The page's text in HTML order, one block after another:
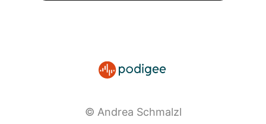
© Andrea Schmalzl